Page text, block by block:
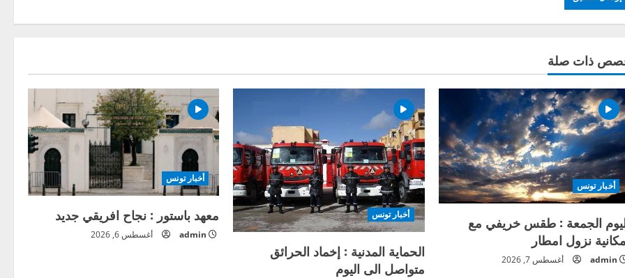
ذات صلة
أخبار تونس
الجمعة : طقس خريفي مع
نزول امطار
admin أغسطس 7, 2026
أخبار تونس
الحماية المدنية : إخماد الحرائق
متواصل الى اليوم
أخبار تونس
معهد باستور : نجاح افريقي جديد
admin أغسطس 6, 2026